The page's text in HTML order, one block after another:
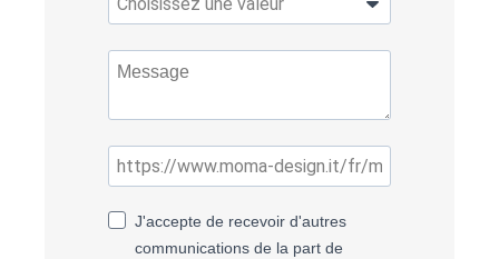
J'accepte de recevoir d'autres
communications de la part de